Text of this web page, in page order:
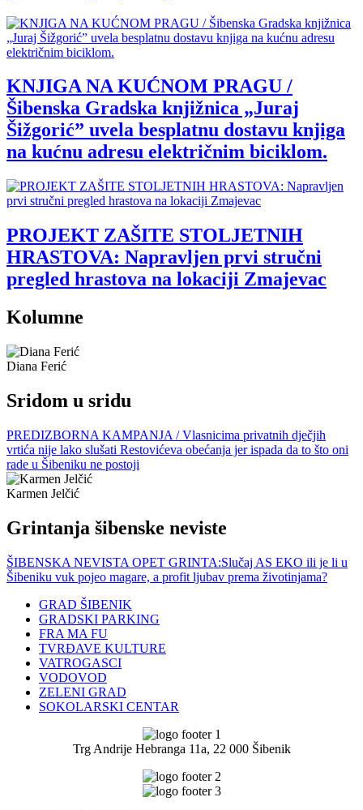
KNJIGA NA KUĆNOM PRAGU /
Šibenska Gradska knjižnica „Juraj
Šižgorić” uvela besplatnu dostavu knjiga
na kućnu adresu električnim biciklom.
PROJEKT ZAŠITE STOLJETNIH
HRASTOVA: Napravljen prvi stručni
pregled hrastova na lokaciji Zmajevac
Kolumne
Diana Ferić
Sridom u sridu
PREDIZBORNA KAMPANJA / Vlasnicima privatnih dječjih
vrtića nije lako slušati Restovićeva obećanja jer ispada da to što oni
rade u Šibeniku ne postoji
Karmen Jelčić
Grintanja šibenske neviste
ŠIBENSKA NEVISTA OPET GRINTA:Slučaj AS EKO ili je li u
Šibeniku vuk pojeo magare, a profit ljubav prema životinjama?
GRAD ŠIBENIK
GRADSKI PARKING
FRA MA FU
TVRĐAVE KULTURE
VATROGASCI
VODOVOD
ZELENI GRAD
SOKOLARSKI CENTAR
Trg Andrije Hebranga 11a, 22 000 Šibenik